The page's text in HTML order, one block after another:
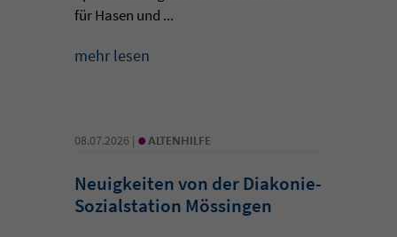
für Hasen und ...
mehr lesen
08.07.2026 | • ALTENHILFE
Neuigkeiten von der Diakonie-
Sozialstation Mössingen